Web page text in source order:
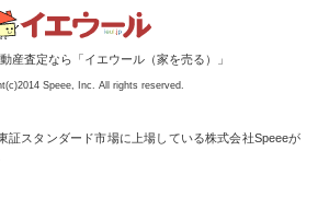
産査定なら「イエウール（家を売る）」
Speee, Inc. All rights reserved.
証スタンダード市場に上場している株式会社Speeeが